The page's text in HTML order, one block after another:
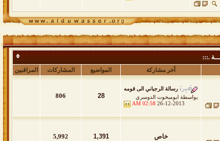
.:::
آخر مشاركة المواضيع المشاركات المراقبين
رسالة الرجباني الى قومه
بواسطة ابومبخوت الدوسري
26-12-2013
02:58 AM
28
806
خاص 1,391
5,992